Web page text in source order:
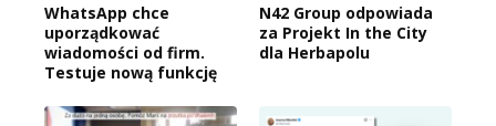
WhatsApp chce
uporządkować
wiadomości od firm.
Testuje nową funkcję
N42 Group odpowiada
za Projekt In the City
dla Herbapolu